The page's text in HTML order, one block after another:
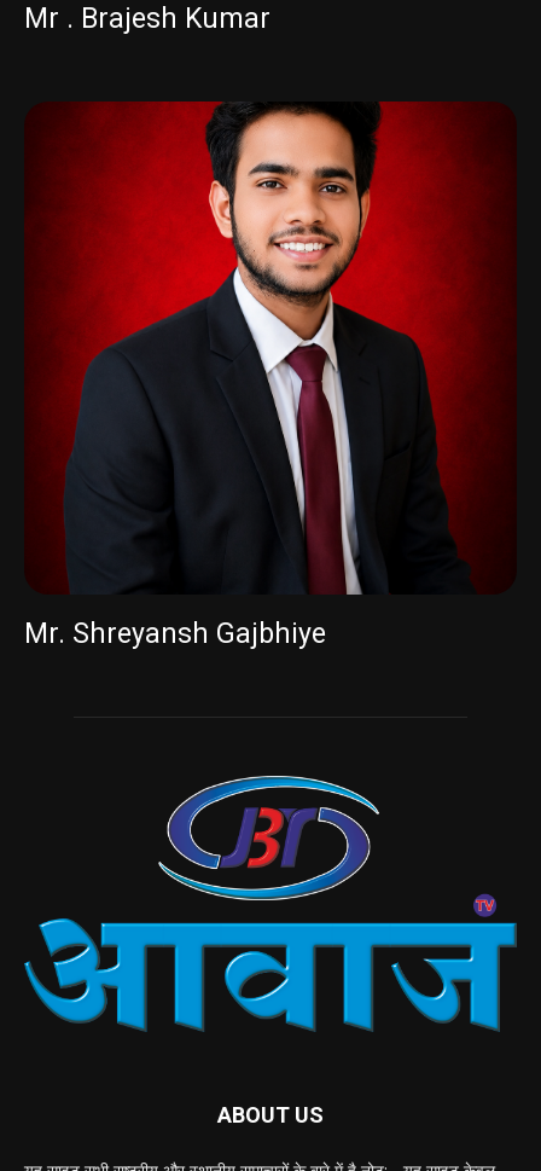
Mr . Brajesh Kumar
Mr. Shreyansh Gajbhiye
ABOUT US